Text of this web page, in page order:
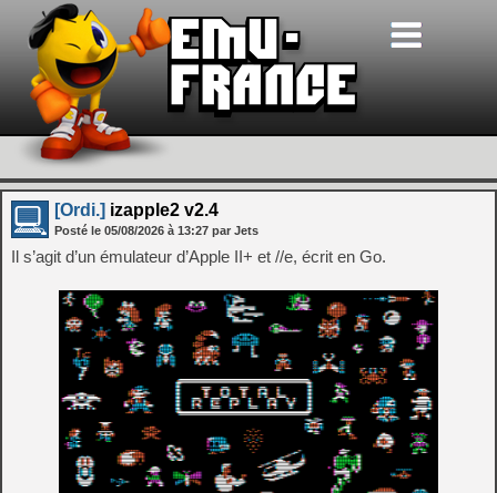
[Ordi.] izapple2 v2.4
Posté le 05/08/2026 à 13:27 par Jets
Il s’agit d’un émulateur d’Apple II+ et //e, écrit en Go.